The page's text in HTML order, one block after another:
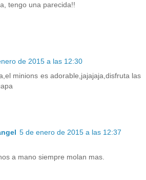
tengo una parecida!!
de 2015 a las 12:30
minions es adorable,jajajaja,disfruta las
5 de enero de 2015 a las 12:37
a mano siempre molan mas.